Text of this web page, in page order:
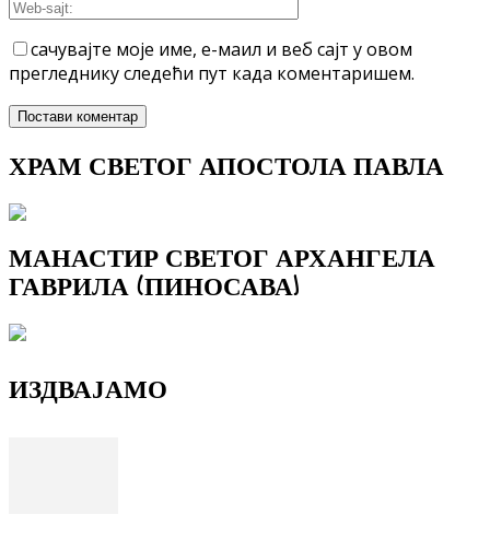
сачувајте моје име, е-маил и веб сајт у овом
прегледнику следећи пут када коментаришем.
ХРАМ СВЕТОГ АПОСТОЛА ПАВЛА
МАНАСТИР СВЕТОГ АРХАНГЕЛА
ГАВРИЛА (ПИНОСАВА)
ИЗДВАЈАМО